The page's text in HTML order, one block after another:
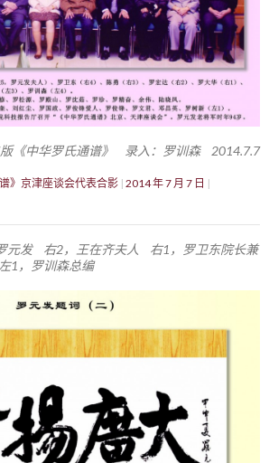
《中华罗氏通谱》 录入：罗训森 2014.7.7
》京津座谈会代表合影 2014 年 7 月 7 日
元发 右2，王在齐夫人 右1，罗卫东院长兼
1，罗训森总编